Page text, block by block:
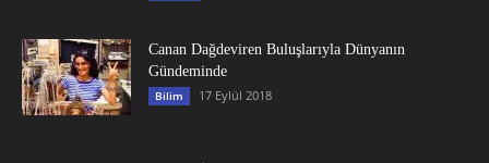
Canan Dağdeviren Buluşlarıyla Dünyanın
Gündeminde
Bilim 17 Eylül 2018